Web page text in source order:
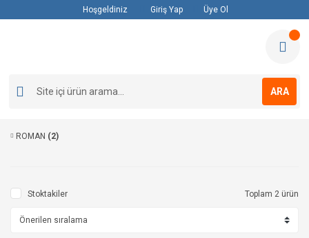
Hoşgeldiniz Giriş Yap Üye Ol
ARA
ROMAN (2)
Stoktakiler Toplam 2 ürün